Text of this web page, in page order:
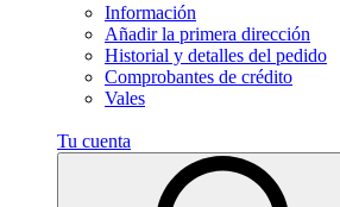
Información
Añadir la primera dirección
Historial y detalles del pedido
Comprobantes de crédito
Vales
Tu cuenta